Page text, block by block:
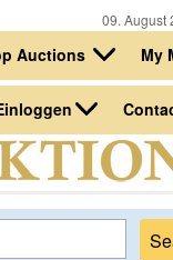
09.
Auctions My